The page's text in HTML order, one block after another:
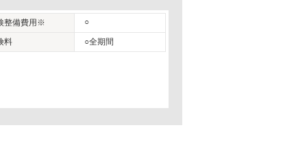
整備費用※ ○
料
○全期間